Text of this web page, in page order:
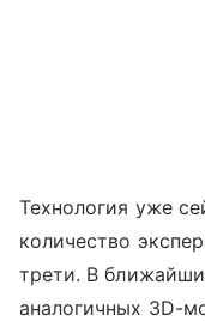
Технология уже
количество
трети. В
аналогичных 3D-